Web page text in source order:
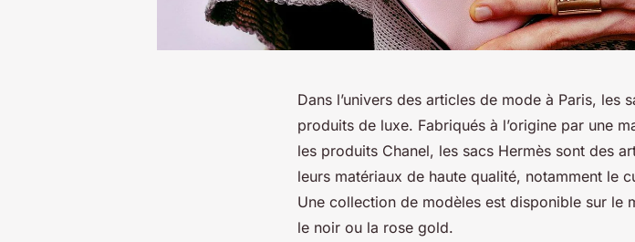
Dans l’univers des articles de mode à Paris, les
produits de luxe. Fabriqués à l’origine par une
les produits Chanel, les sacs Hermès sont des
leurs matériaux de haute qualité, notamment le
Une collection de modèles est disponible sur le
le noir ou la rose gold.